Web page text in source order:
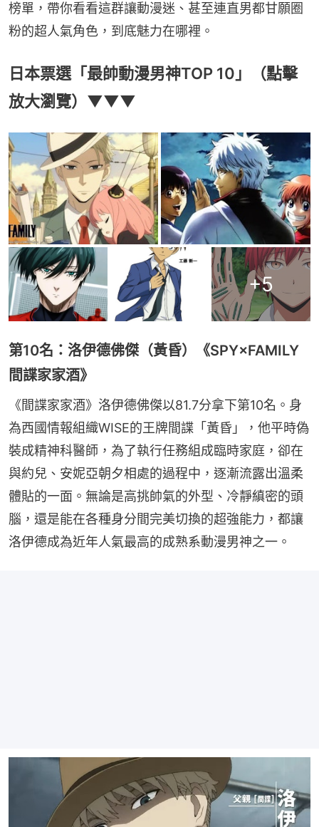
榜單，帶你看看這群讓動漫迷、甚至連直男都甘願圈
粉的超人氣角色，到底魅力在哪裡。
日本票選「最帥動漫男神TOP 10」（點擊
放大瀏覽）▼▼▼
+5
第10名：洛伊德佛傑（黃昏）《SPY×FAMILY
間諜家家酒》
《間諜家家酒》洛伊德佛傑以81.7分拿下第10名。身
為西國情報組織WISE的王牌間諜「黃昏」，他平時偽
裝成精神科醫師，為了執行任務組成臨時家庭，卻在
與約兒、安妮亞朝夕相處的過程中，逐漸流露出溫柔
體貼的一面。無論是高挑帥氣的外型、冷靜縝密的頭
腦，還是能在各種身分間完美切換的超強能力，都讓
洛伊德成為近年人氣最高的成熟系動漫男神之一。